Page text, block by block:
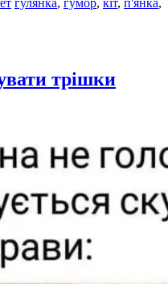
гулянка, гумор, кіт, п'янка,
трішки